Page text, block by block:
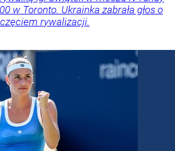
w Toronto. Ukrainka zabrała głos o
rywalizacji.